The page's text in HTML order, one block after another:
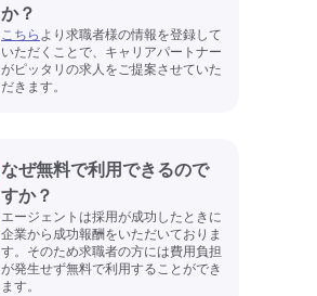
か？
こちらより求職者様の情報を登録して
いただくことで、キャリアパートナー
がピッタリの求人をご提案させていた
だきます。
なぜ無料で利用できるので
すか？
エージェントは採用が成功したときに
企業から成功報酬をいただいておりま
す。そのため求職者の方には費用負担
が発生せず無料で利用することができ
ます。